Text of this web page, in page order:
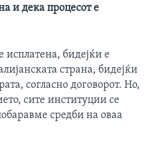
и дека процесот е
исплатена, бидејќи е
страна, бидејќи
согласно договорот. Но,
сите институции се
средби на оваа